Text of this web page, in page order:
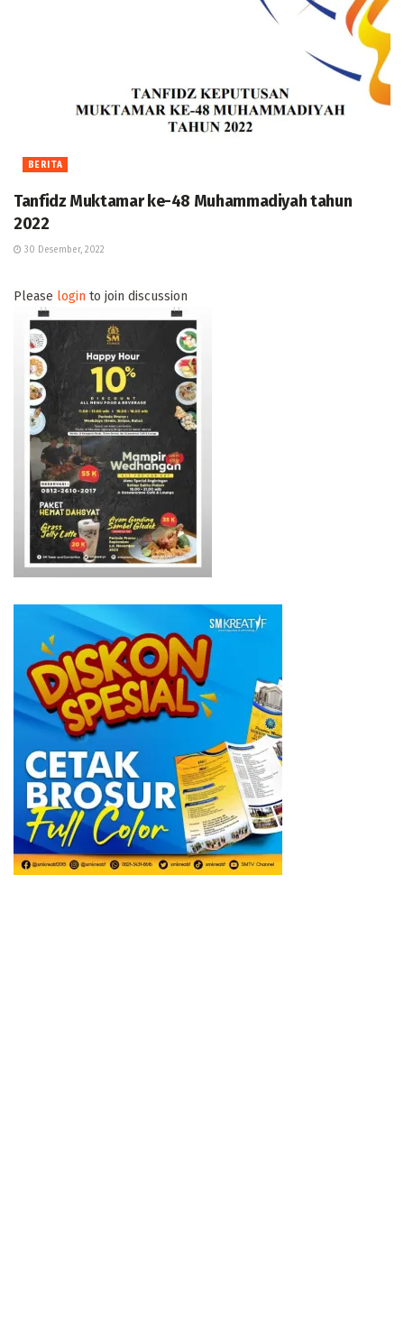
BERITA
Tanfidz Muktamar ke-48 Muhammadiyah tahun
2022
30 Desember, 2022
Please login to join discussion